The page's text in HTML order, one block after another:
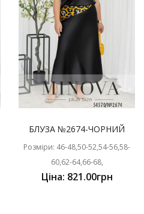
БЛУЗА №2674-ЧОРНИЙ
Розміри: 46-48,50-52,54-56,58-
60,62-64,66-68,
Ціна: 821.00грн